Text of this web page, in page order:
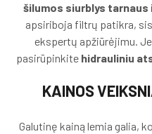
šilumos siurblys tarnaus
apsiriboja filtrų patikra,
ekspertų apžiūrėjimu.
pasirūpinkite hidrauliniu
KAINOS
Galutinę kainą lemia galia,